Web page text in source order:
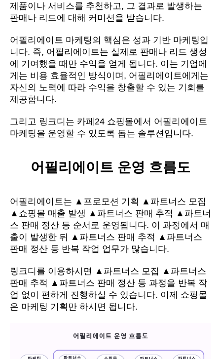
제품이나 서비스를 추천하고, 그 결과로 발생하는
판매나 리드에 대해 커미션을 받습니다.
어필리에이트 마케팅의 핵심은 성과 기반 마케팅입
니다. 즉, 어필리에이트는 실제로 판매나 리드 생성
에 기여했을 때만 수익을 얻게 됩니다. 이는 기업에
게는 비용 효율적인 방식이며, 어필리에이트에게는
자신의 노력에 따라 수익을 창출할 수 있는 기회를
제공합니다.
그리고 링크디는 카페24 쇼핑몰에서 어필리에이트
마케팅을 운영할 수 있도록 돕는 솔루션입니다.
어필리에이트 운영 흐름도
어필리에이트는 ▲프로모션 기획 ▲파트너스 모집
▲쇼핑몰 매출 발생 ▲파트너스 판매 추적 ▲파트너
스 판매 정산 등 순서로 운영됩니다. 이 과정에서 매
출이 발생한 뒤 ▲파트너스 판매 추적 ▲파트너스
판매 정산 등 반복 작업 업무가 많습니다.
링크디를 이용하시면 ▲파트너스 모집 ▲파트너스
판매 추적 ▲파트너스 판매 정산 등 과정을 반복 작
업 없이 편하게 진행하실 수 있습니다. 이제 쇼핑몰
은 마케팅 기획만 하시면 됩니다.